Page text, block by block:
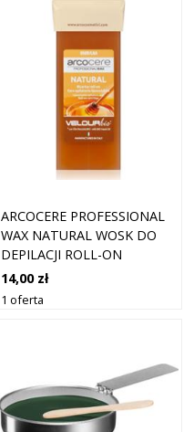
ARCOCERE PROFESSIONAL
WAX NATURAL WOSK DO
DEPILACJI ROLL-ON
NAPEŁNIENIE 100 ML
14,00 zł
1 oferta